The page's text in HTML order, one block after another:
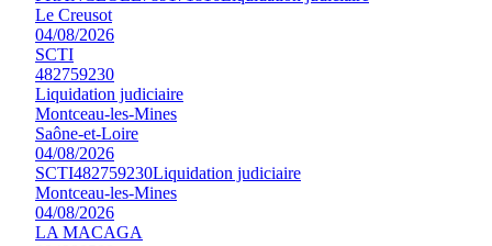
Le Creusot
04/08/2026
SCTI
482759230
Liquidation judiciaire
Montceau-les-Mines
Saône-et-Loire
04/08/2026
SCTI482759230Liquidation judiciaire
Montceau-les-Mines
04/08/2026
LA MACAGA